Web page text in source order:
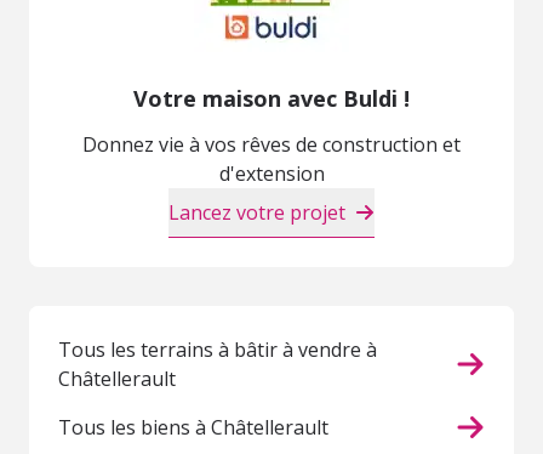
Votre maison avec Buldi !
Donnez vie à vos rêves de construction et
d'extension
Lancez votre projet
Tous les terrains à bâtir à vendre à
Châtellerault
Tous les biens à Châtellerault